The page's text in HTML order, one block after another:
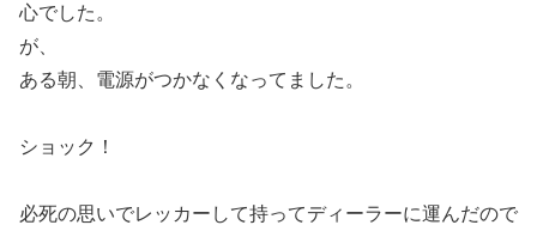
心でした。
が、
ある朝、電源がつかなくなってました。
ショック！
必死の思いでレッカーして持ってディーラーに運んだので